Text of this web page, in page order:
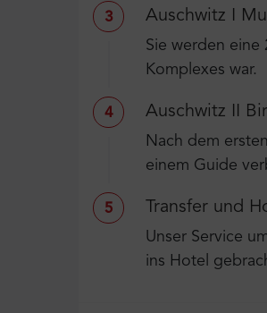
3 Auschwitz I
Sie werden eine
Komplexes war.
4 Auschwitz II
Nach dem
einem Guide
5 Transfer und
Unser Service
ins Hotel